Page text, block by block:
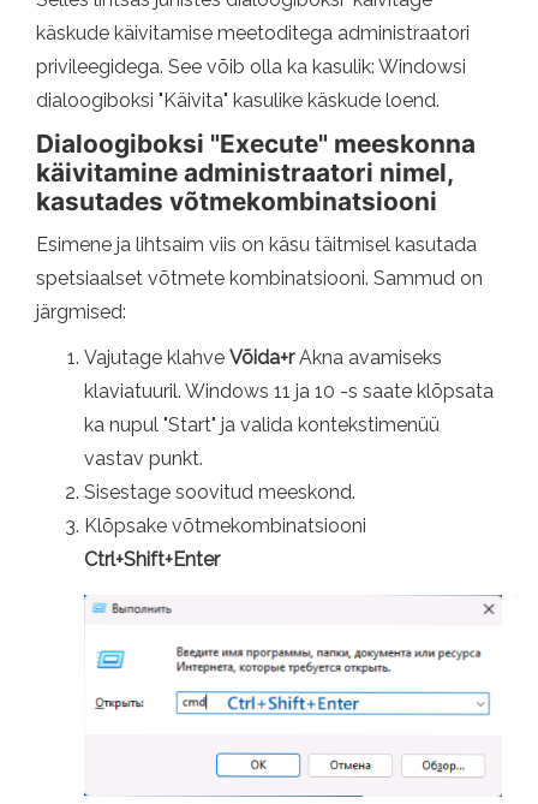
käskude käivitamise meetoditega administraatori
privileegidega. See võib olla ka kasulik: Windowsi
dialoogiboksi "Käivita" kasulike käskude loend.
Dialoogiboksi "Execute" meeskonna
käivitamine administraatori nimel,
kasutades võtmekombinatsiooni
Esimene ja lihtsaim viis on käsu täitmisel kasutada
spetsiaalset võtmete kombinatsiooni. Sammud on
järgmised:
Vajutage klahve Võida+rAkna avamiseks
klaviatuuril. Windows 11 ja 10 -s saate klõpsata
ka nupul "Start" ja valida kontekstimenüü
vastav punkt.
Sisestage soovitud meeskond.
Klõpsake võtmekombinatsiooni
Ctrl+Shift+Enter